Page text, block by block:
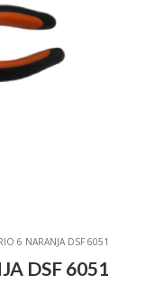
6 NARANJA DSF 6051
DSF 6051